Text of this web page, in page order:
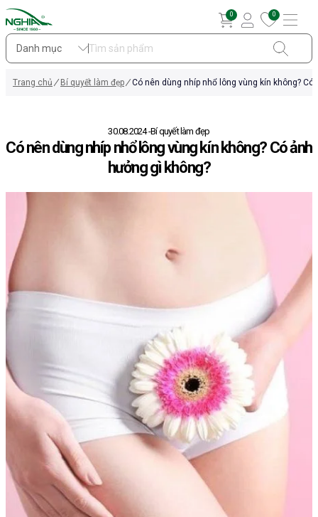
Danh mục
0 0
Trang chủ Bí quyết làm đẹp Có nên dùng nhíp nhổ lông vùng kín không? Có
30.08.2024 Bí quyết làm đẹp
Có nên dùng nhíp nhổ lông vùng kín không? Có ảnh
hưởng gì không?